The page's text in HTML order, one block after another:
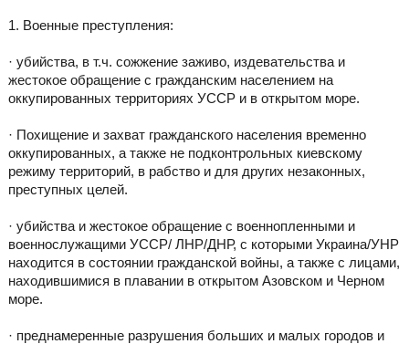
1. Военные преступления:
· убийства, в т.ч. сожжение заживо, издевательства и
жестокое обращение с гражданским населением на
оккупированных территориях УССР и в открытом море.
· Похищение и захват гражданского населения временно
оккупированных, а также не подконтрольных киевскому
режиму территорий, в рабство и для других незаконных,
преступных целей.
· убийства и жестокое обращение с военнопленными и
военнослужащими УССР/ ЛНР/ДНР, с которыми Украина/УНР
находится в состоянии гражданской войны, а также с лицами,
находившимися в плавании в открытом Азовском и Черном
море.
· преднамеренные разрушения больших и малых городов и